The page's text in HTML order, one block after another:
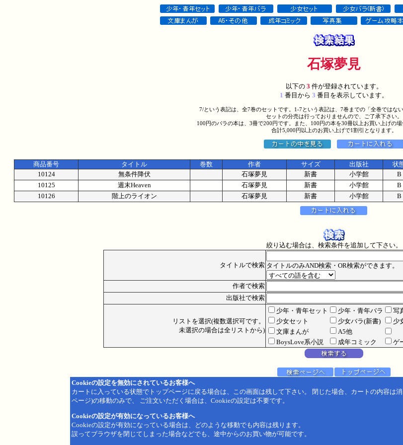
石塚夢見
以下の3 件が登録されています。
1 番目から 3 番目を表示しています。
7/という表記は、全7巻のセットです。1-7という表記は、7巻までの「全巻ではな
セットの分売は行っておりませんので、ご了承下さい。
100円のバラの本は、3冊で200円です。また、100円の本を30冊以上お買い上げの場
合計5,000円以上のお買い上げで1割引となります。
商品番号 タイトル 巻数 作者 サイズ 出版社 状
10124
無条件降伏 石塚夢見 新書 小学館 B
10125 週末Heaven 石塚夢見 新書 小学館 B
10126 階上のライオン 石塚夢見 新書 小学館 B
絞り込む場合は、検索条件を追加して下さい。
タイトルで検索 タイトルのみAND検索・OR検索ができます。
作者で検索
出版社で検索
リストを選択(複数選択可です。
未選択の場合は全リストから)
少年・青年セット 少年・青年バラ
写
少女セット
少女バラ(新書)
少
文庫まんが
A5他
BoysLove系小説
成年コミック ゲ
Cookieの設定を無効にされているお客様へ
カートに入っている状態でトップページに戻る場合は、この画面は残して下さい。 閉じた場合、カートの内容は
ページ)の移動のみで、 ご注文いただく場合は、Cookieの設定は不要です。
Cookieの設定が有効になっているお客様へ
Cookieの設定が有効になっている場合は、どのような移動でも内容は残ります。
誤ってブラウザを閉じてしまった場合などでも、途中からのお買い物が可能です。